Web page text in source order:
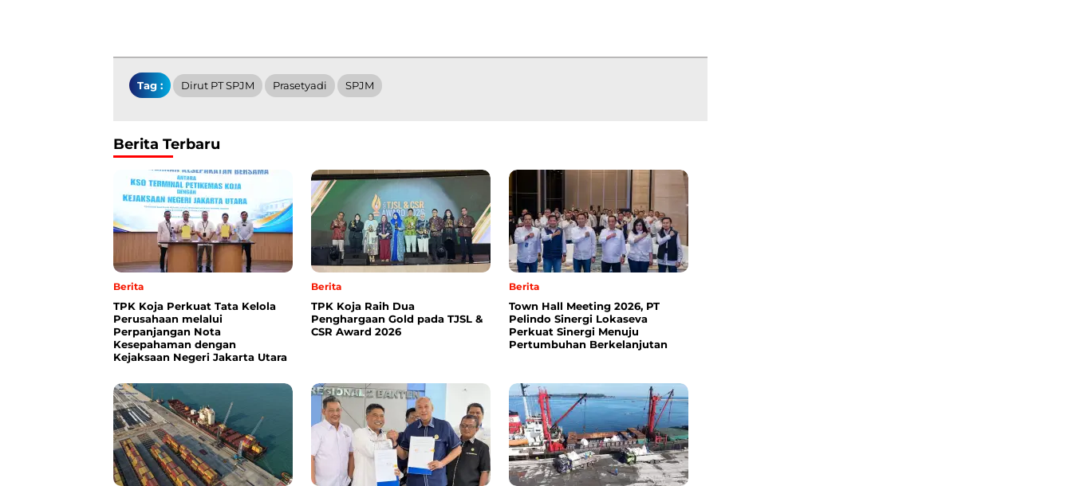
Tag : Dirut PT SPJM Prasetyadi SPJM
Berita Terbaru
Berita
TPK Koja Perkuat Tata Kelola
Perusahaan melalui
Perpanjangan Nota
Kesepahaman dengan
Kejaksaan Negeri Jakarta Utara
Berita
TPK Koja Raih Dua
Penghargaan Gold pada TJSL &
CSR Award 2026
Berita
Town Hall Meeting 2026, PT
Pelindo Sinergi Lokaseva
Perkuat Sinergi Menuju
Pertumbuhan Berkelanjutan